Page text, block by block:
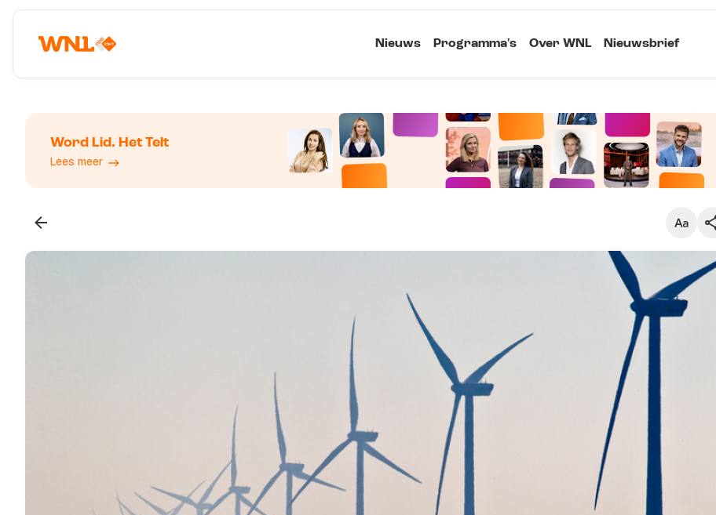
Nieuws Programma's Over WNL Nieuwsbrief
Word Lid. Het Telt
Lees meer
Klein
Standaard
Groot
Kopieer link